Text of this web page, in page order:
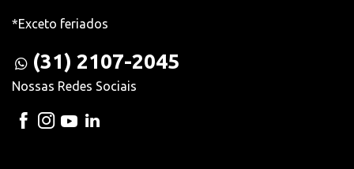
*Exceto feriados
(31) 2107-2045
Nossas Redes Sociais